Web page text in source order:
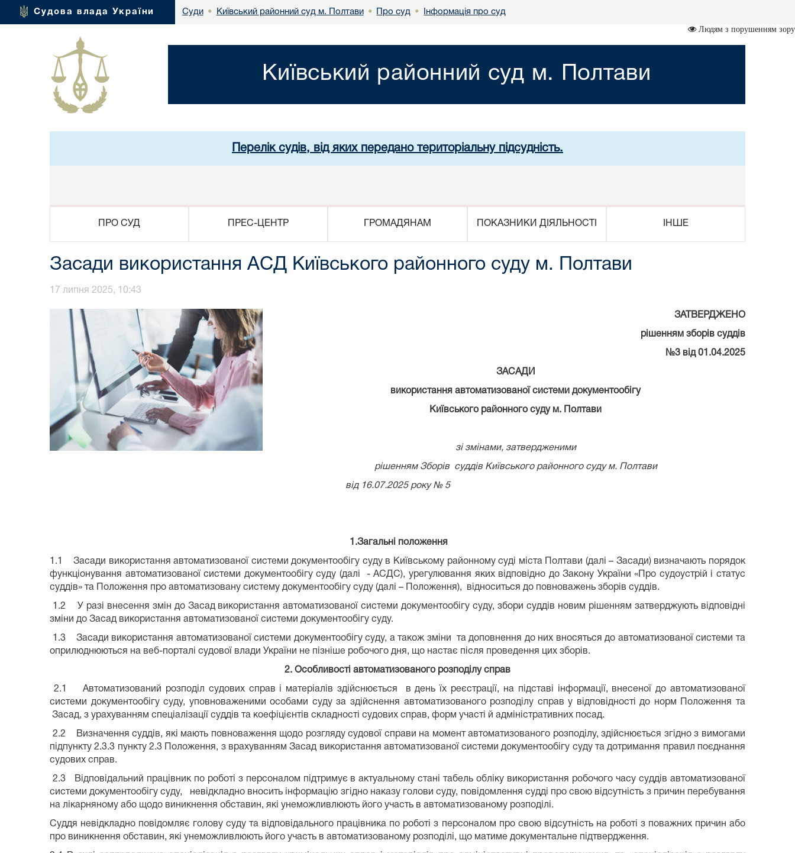
Судова влада України Суди • Київський районний суд м. Полтави • Про суд • Інформація про суд
Людям з порушенням зору
Київський районний суд м. Полтави
Перелік судів, від яких передано територіальну підсудність.
ПРО СУД ПРЕС-ЦЕНТР ГРОМАДЯНАМ ПОКАЗНИКИ ДІЯЛЬНОСТІ ІНШЕ
Засади використання АСД Київського районного суду м. Полтави
17 липня 2025, 10:43
ЗАТВЕРДЖЕНО
рішенням зборів суддів
№3 від 01.04.2025
ЗАСАДИ
використання автоматизованої системи документообігу
Київського районного суду м. Полтави
зі змінами, затвердженими
рішенням Зборів суддів Київського районного суду м. Полтави
від 16.07.2025 року № 5
1.Загальні положення
1.1 Засади використання автоматизованої системи документообігу суду в Київському районному суді міста Полтави (далі – Засади) визначають порядок
функціонування автоматизованої системи документообігу суду (далі - АСДС), урегулювання яких відповідно до Закону України «Про судоустрій і статус
суддів» та Положення про автоматизовану систему документообігу суду (далі – Положення), відноситься до повноважень зборів суддів.
1.2 У разі внесення змін до Засад використання автоматизованої системи документообігу суду, збори суддів новим рішенням затверджують відповідні
зміни до Засад використання автоматизованої системи документообігу суду.
1.3 Засади використання автоматизованої системи документообігу суду, а також зміни та доповнення до них вносяться до автоматизованої системи та
оприлюднюються на веб-порталі судової влади України не пізніше робочого дня, що настає після проведення цих зборів.
2. Особливості автоматизованого розподілу справ
2.1 Автоматизований розподіл судових справ і матеріалів здійснюється в день їх реєстрації, на підставі інформації, внесеної до автоматизованої
системи документообігу суду, уповноваженими особами суду за здійснення автоматизованого розподілу справ у відповідності до норм Положення та
Засад, з урахуванням спеціалізації суддів та коефіцієнтів складності судових справ, форм участі й адміністративних посад.
2.2 Визначення суддів, які мають повноваження щодо розгляду судової справи на момент автоматизованого розподілу, здійснюється згідно з вимогами
підпункту 2.3.3 пункту 2.3 Положення, з врахуванням Засад використання автоматизованої системи документообігу суду та дотримання правил поєднання
судових справ.
2.3
Відповідальний працівник по роботі з персоналом підтримує в актуальному стані табель обліку використання робочого часу суддів автоматизованої
системи документообігу суду, невідкладно вносить інформацію згідно наказу голови суду, повідомлення судді про свою відсутність з причин перебування
на лікарняному або щодо виникнення обставин, які унеможливлюють його участь в автоматизованому розподілі.
Суддя невідкладно повідомляє голову суду та відповідального працівника по роботі з персоналом про свою відсутність на роботі з поважних причин або
про виникнення обставин, які унеможливлюють його участь в автоматизованому розподілі, що матиме документальне підтвердження.